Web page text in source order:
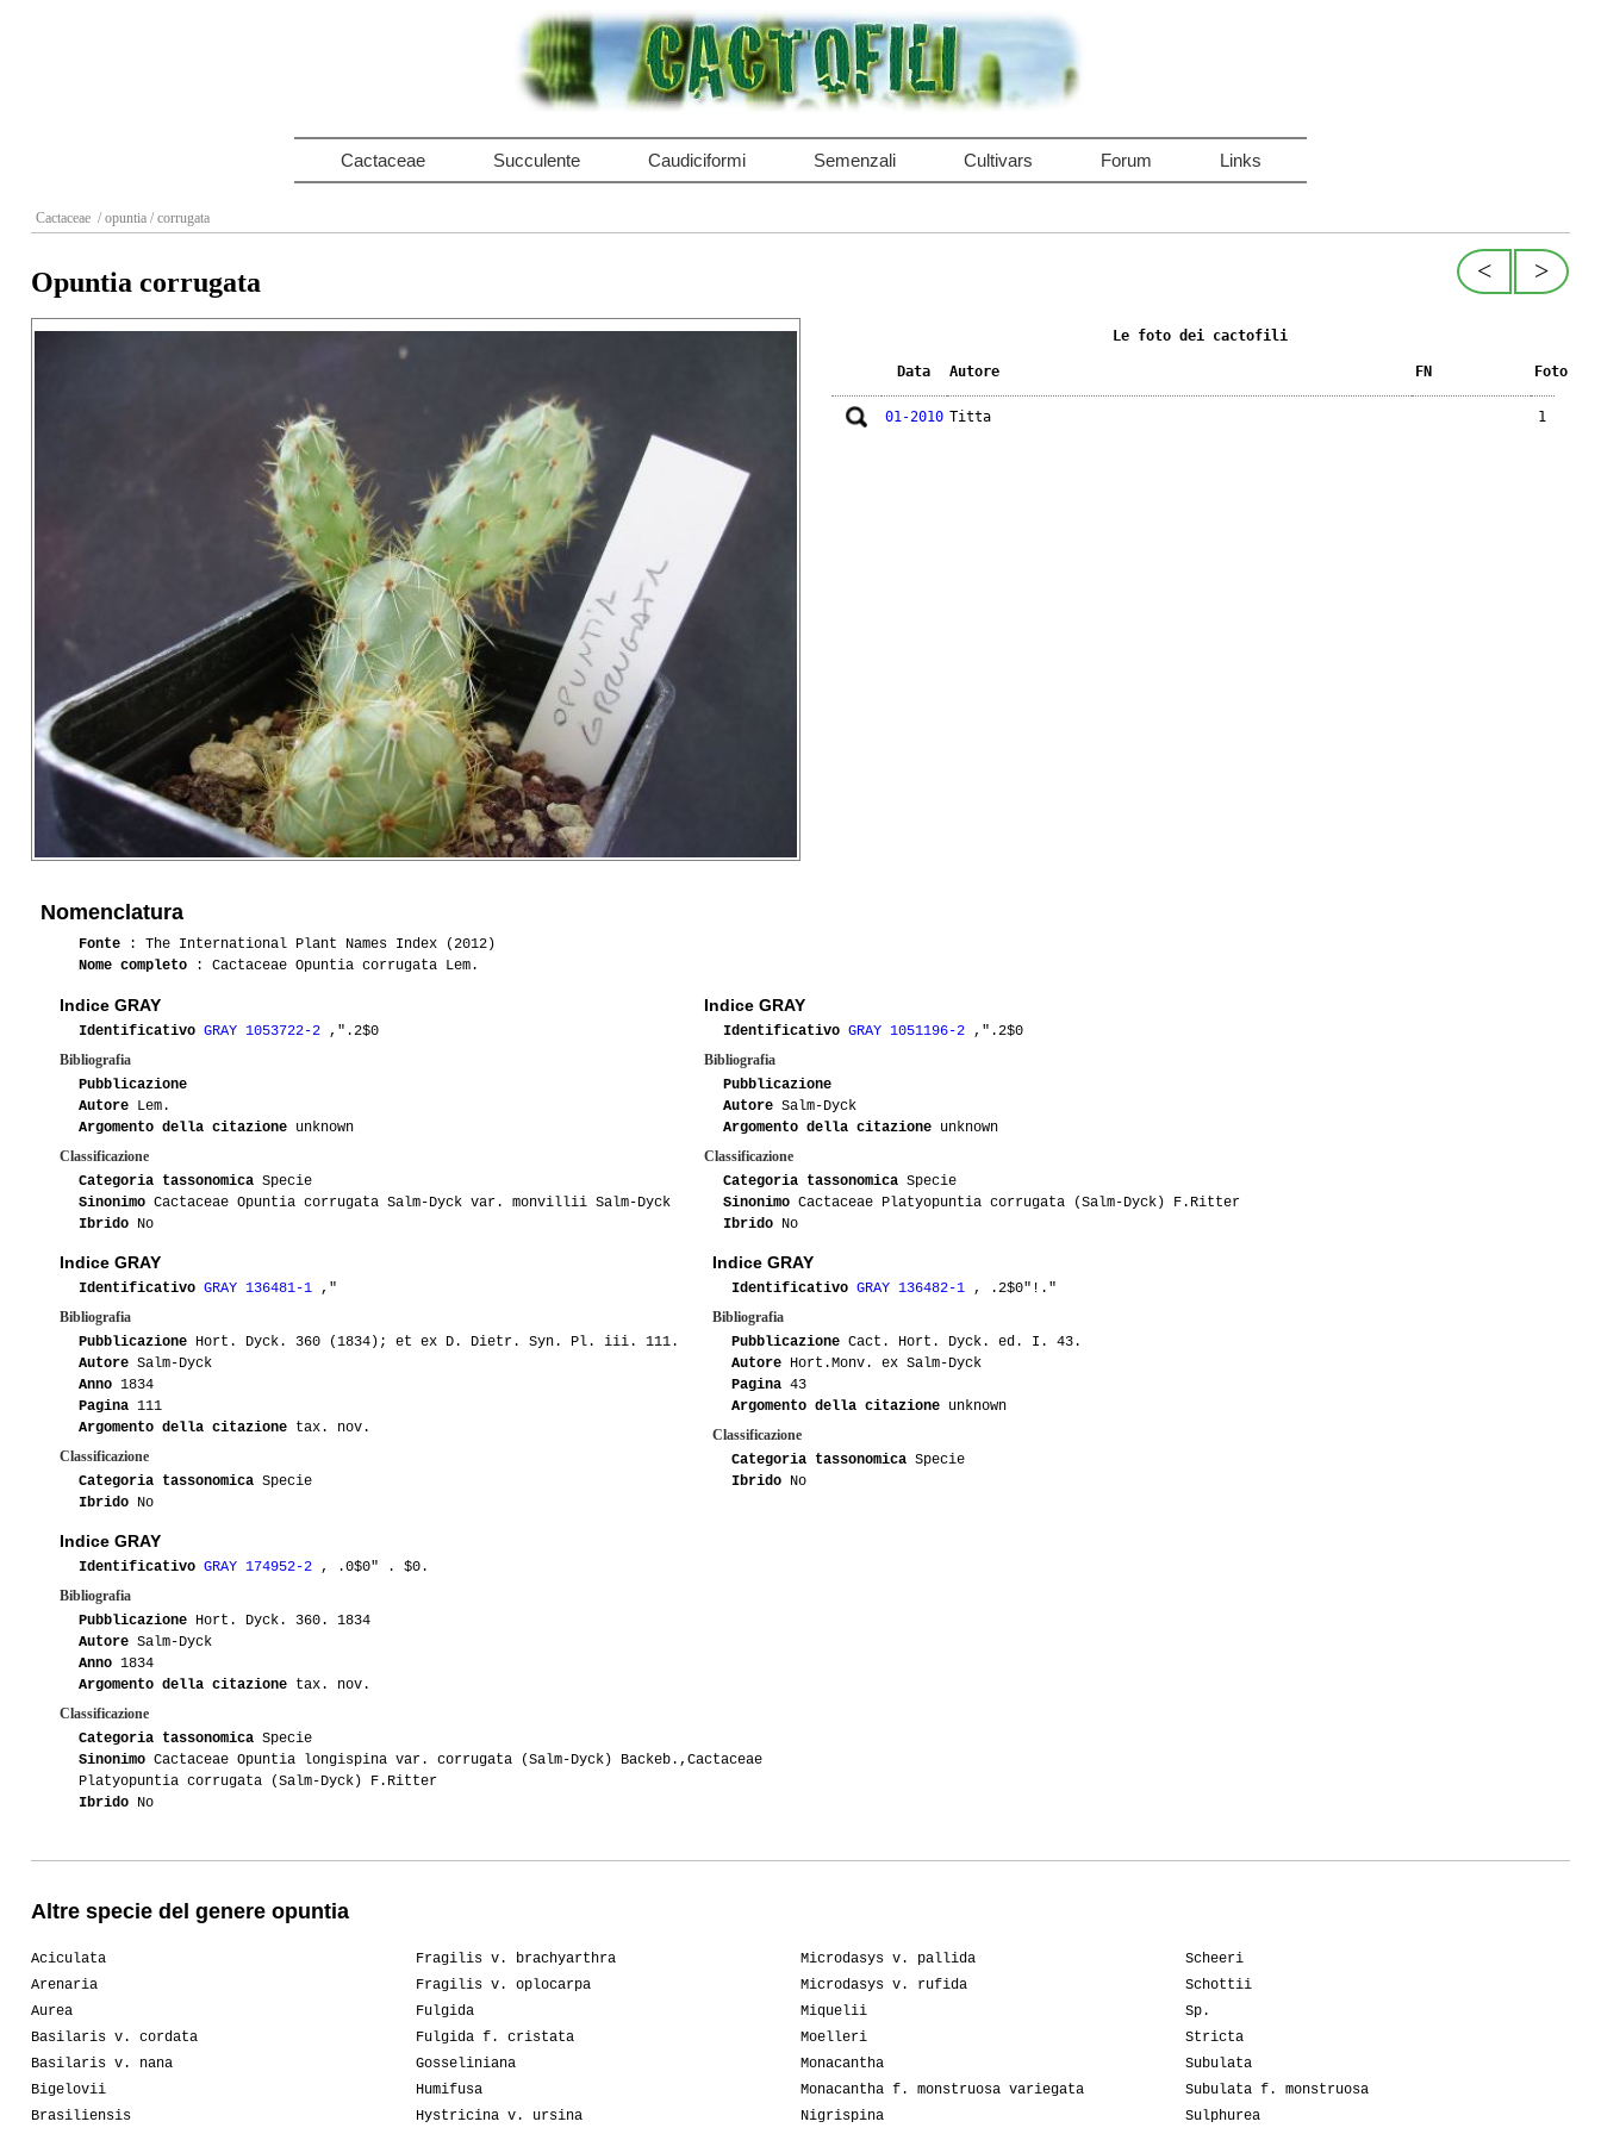
Cactaceae Succulente Caudiciformi Semenzali Cultivars Forum Links
Cactaceae / opuntia / corrugata
>
<
Opuntia corrugata
Le foto dei cactofili
Data Autore FN Foto
01-2010 Titta 1
Nomenclatura
Fonte : The International Plant Names Index (2012)
Nome completo : Cactaceae Opuntia corrugata Lem.
Indice GRAY
Identificativo GRAY 1053722-2 ,".2$0
Bibliografia
Pubblicazione
Autore Lem.
Argomento della citazione unknown
Classificazione
Categoria tassonomica Specie
Sinonimo Cactaceae Opuntia corrugata Salm-Dyck var. monvillii Salm-Dyck
Ibrido No
Indice GRAY
Identificativo GRAY 1051196-2 ,".2$0
Bibliografia
Pubblicazione
Autore Salm-Dyck
Argomento della citazione unknown
Classificazione
Categoria tassonomica Specie
Sinonimo Cactaceae Platyopuntia corrugata (Salm-Dyck) F.Ritter
Ibrido No
Indice GRAY
Identificativo GRAY 136481-1 ,"
Bibliografia
Pubblicazione Hort. Dyck. 360 (1834); et ex D. Dietr. Syn. Pl. iii. 111.
Autore Salm-Dyck
Anno 1834
Pagina 111
Argomento della citazione tax. nov.
Classificazione
Categoria tassonomica Specie
Ibrido No
Indice GRAY
Identificativo GRAY 136482-1 , .2$0"!."
Bibliografia
Pubblicazione Cact. Hort. Dyck. ed. I. 43.
Autore Hort.Monv. ex Salm-Dyck
Pagina 43
Argomento della citazione unknown
Classificazione
Categoria tassonomica Specie
Ibrido No
Indice GRAY
Identificativo GRAY 174952-2 , .0$0" . $0.
Bibliografia
Pubblicazione Hort. Dyck. 360. 1834
Autore Salm-Dyck
Anno 1834
Argomento della citazione tax. nov.
Classificazione
Categoria tassonomica Specie
Sinonimo Cactaceae Opuntia longispina var. corrugata (Salm-Dyck) Backeb.,Cactaceae
Platyopuntia corrugata (Salm-Dyck) F.Ritter
Ibrido No
Altre specie del genere opuntia
Aciculata
Arenaria
Aurea
Basilaris v. cordata
Basilaris v. nana
Bigelovii
Brasiliensis
Fragilis v. brachyarthra
Fragilis v. oplocarpa
Fulgida
Fulgida f. cristata
Gosseliniana
Humifusa
Hystricina v. ursina
Microdasys v. pallida
Microdasys v. rufida
Miquelii
Moelleri
Monacantha
Monacantha f. monstruosa variegata
Nigrispina
Scheeri
Schottii
Sp.
Stricta
Subulata
Subulata f. monstruosa
Sulphurea